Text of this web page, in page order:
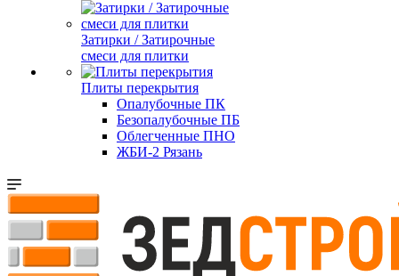
Затирки / Затирочные
смеси для плитки
Плиты перекрытия
Опалубочные ПК
Безопалубочные ПБ
Облегченные ПНО
ЖБИ-2 Рязань